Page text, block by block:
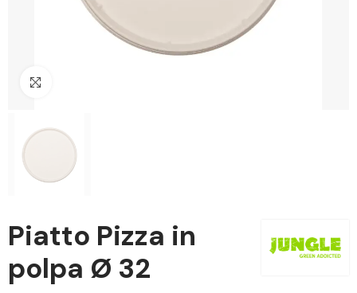
Piatto Pizza in
polpa Ø 32